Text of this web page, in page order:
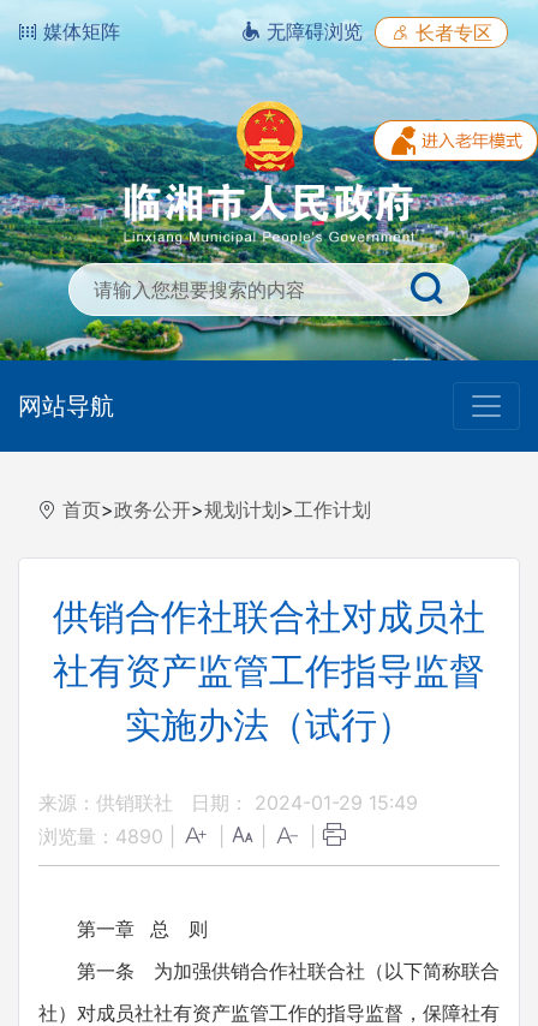
媒体矩阵 无障碍浏览 长者专区
网站导航
首页>政务公开>规划计划>工作计划
供销合作社联合社对成员社
社有资产监管工作指导监督
实施办法（试行）
来源：供销联社
日期： 2024-01-29 15:49
浏览量： 4890
第一章 总 则
第一条 为加强供销合作社联合社（以下简称联合
社）对成员社社有资产监管工作的指导监督，保障社有